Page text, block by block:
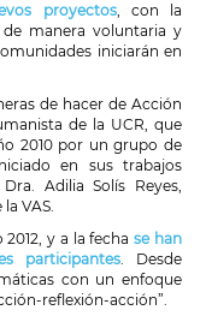
proyectos, con la
manera voluntaria y
iniciarán en
de hacer de Acción
de la UCR, que
2010 por un grupo de
en sus trabajos
Adilia Solís Reyes,
VAS.
y a la fechase han
participantes. Desde
con un enfoque
reflexión-acción”.